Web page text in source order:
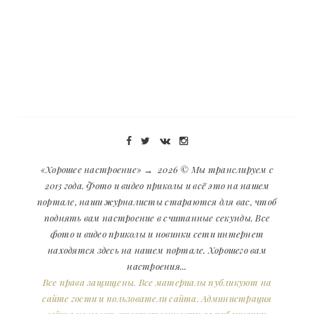
«Хорошее настроение» → 2026 © Мы транслируем с
2013 года. Фото и видео приколы и всё это на нашем
портале, наши журналисты стараются для вас, чтоб
поднять вам настроение в считанные секунды. Все
фото и видео приколы и новинки сети интернет
находятся здесь на нашем портале. Хорошего вам
настроения...
Все права защищены. Все материалы публикуют на
сайте гости и пользователи сайта. Администрация